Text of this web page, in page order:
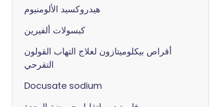
هيدروكسيد الألومنيوم
كبسولات ألفيرين
أقراص بيكلوميتازون لعلاج التهاب القولون
التقرحي
Docusate sodium